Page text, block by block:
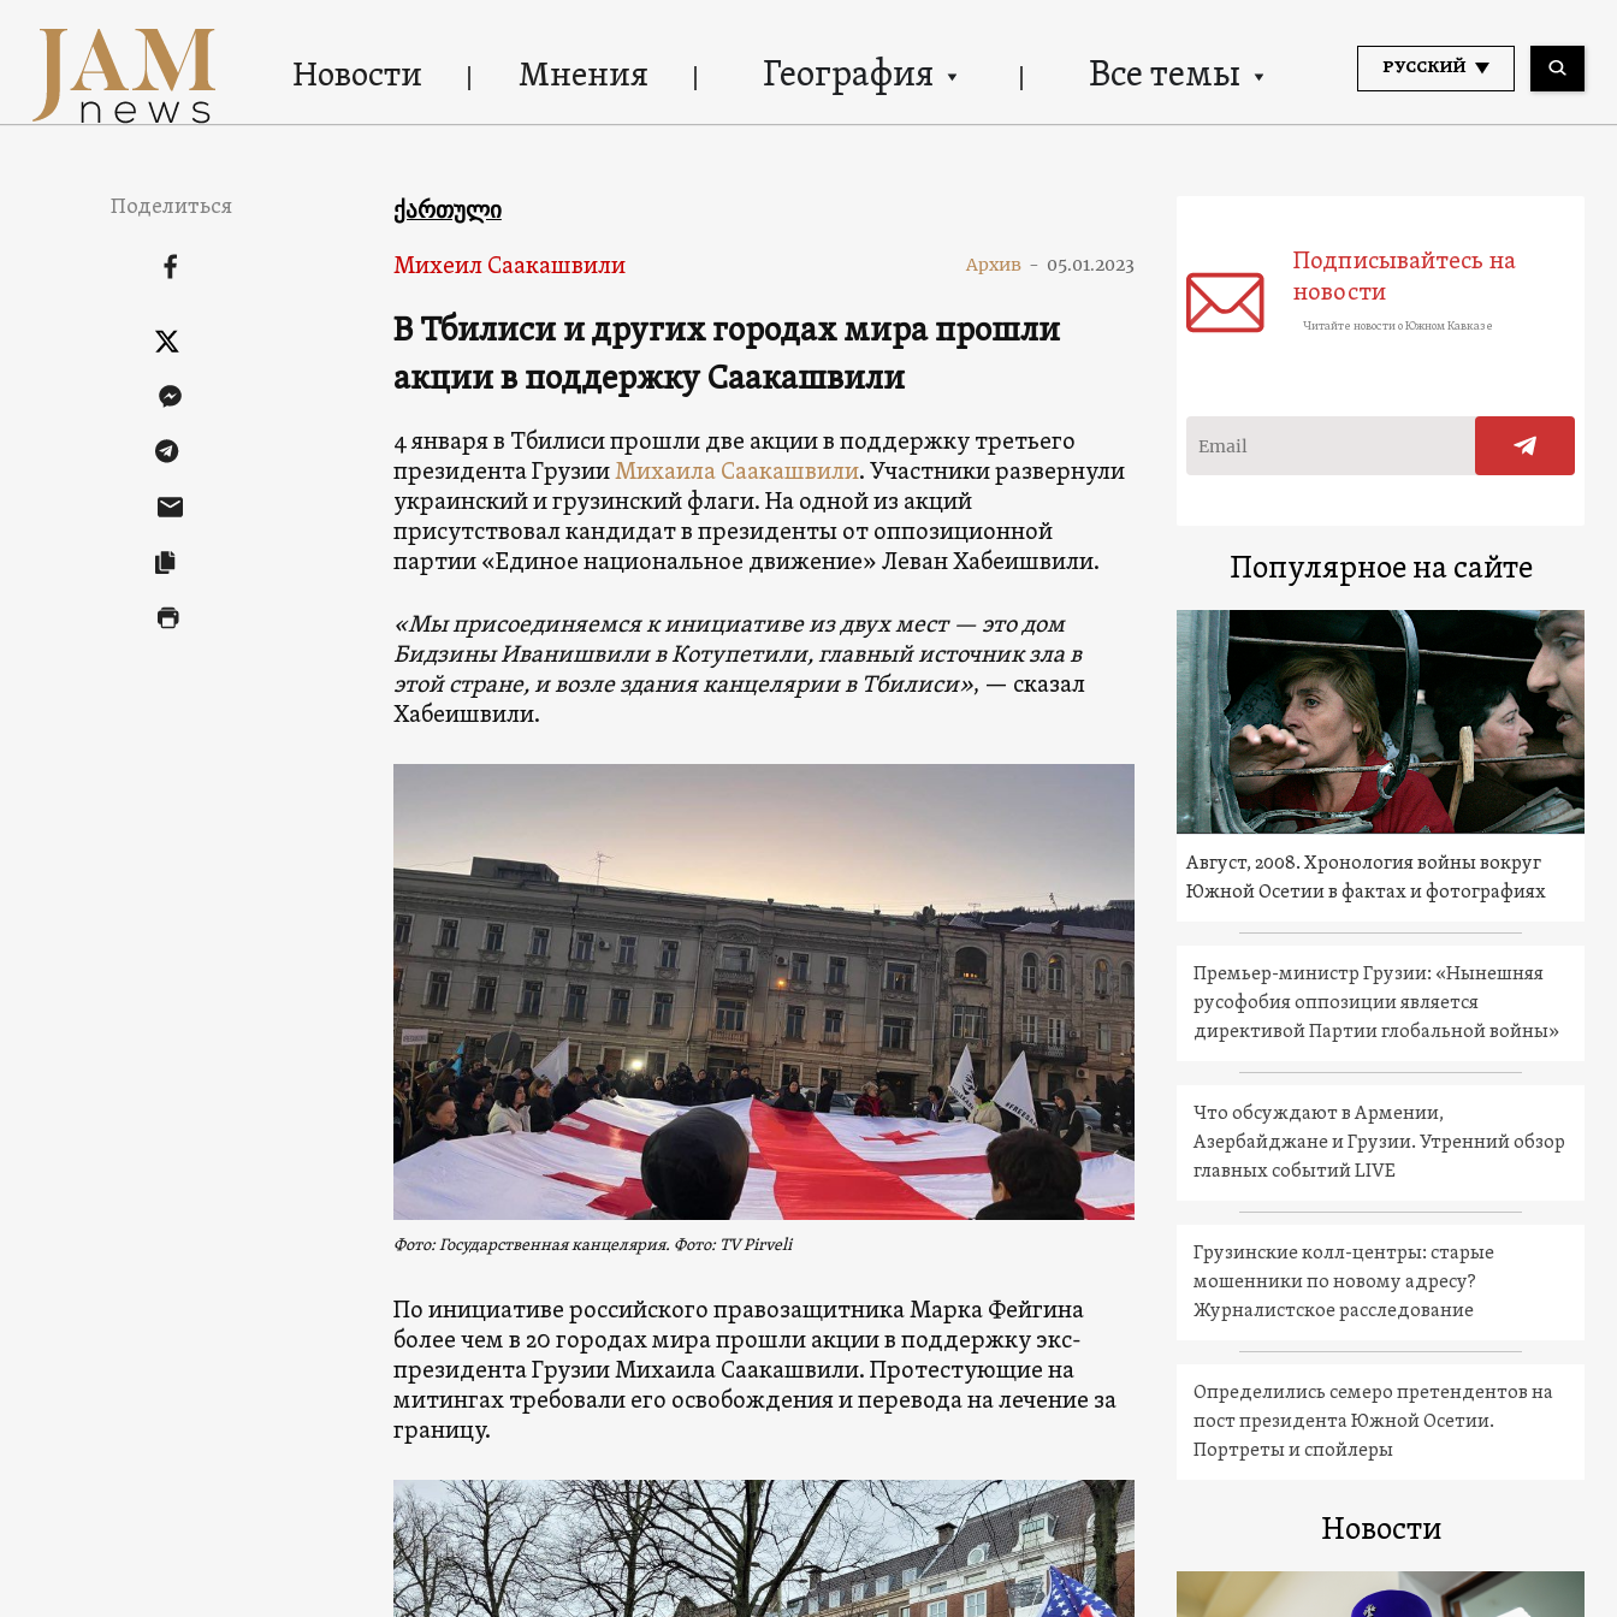
Новости Мнения География Все темы РУССКИЙ
Поделиться ქართული
Михеил Саакашвили Архив - 05.01.2023
В Тбилиси и других городах мира прошли
акции в поддержку Саакашвили
4 января в Тбилиси прошли две акции в поддержку третьего
президента ГрузииМихаила Саакашвили. Участники развернули
украинский и грузинский флаги. На одной из акций
присутствовал кандидат в президенты от оппозиционной
партии «Единое национальное движение» Леван Хабеишвили.
«Мы присоединяемся к инициативе из двух мест — это дом
Бидзины Иванишвили в Котупетили, главный источник зла в
этой стране, и возле здания канцелярии в Тбилиси», — сказал
Хабеишвили.
Фото: Государственная канцелярия. Фото: TV Pirveli
По инициативе российского правозащитника Марка Фейгина
более чем в 20 городах мира прошли акции в поддержку экс-
президента Грузии Михаила Саакашвили. Протестующие на
митингах требовали его освобождения и перевода на лечение за
границу.
Подписывайтесь на
новости
Читайте новости о Южном Кавказе
Популярное на сайте
Август, 2008. Хронология войны вокруг
Южной Осетии в фактах и фотографиях
Премьер-министр Грузии: «Нынешняя
русофобия оппозиции является
директивой Партии глобальной войны»
Что обсуждают в Армении,
Азербайджане и Грузии. Утренний обзор
главных событий LIVE
Грузинские колл-центры: старые
мошенники по новому адресу?
Журналистское расследование
Определились семеро претендентов на
пост президента Южной Осетии.
Портреты и спойлеры
Новости